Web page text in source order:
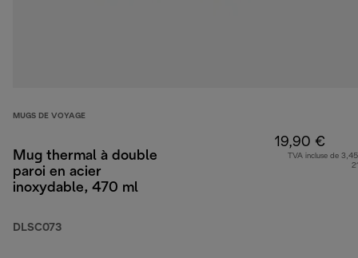
MUGS DE VOYAGE
Mug thermal à double
paroi en acier
inoxydable, 470 ml
DLSC073
19,90 €
TVA incluse de